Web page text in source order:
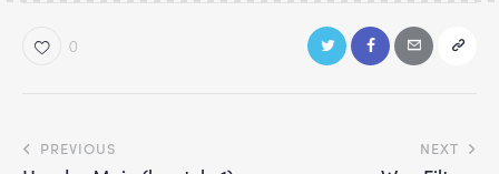
0
Navegación
PREVIOUS NEXT